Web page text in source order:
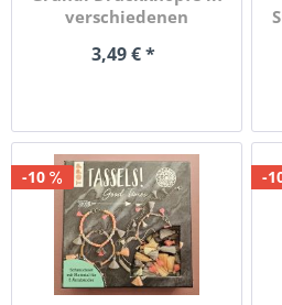
verschiedenen
3,49 € *
-10 -